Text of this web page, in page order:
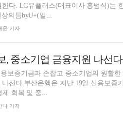
다. LG유플러스(대표이사 홍범식)는
의틈byU+(일...
윤 기자
, 중소기업 금융지원 나선
보증기금과 손잡고 중소기업의 원활한
선다.부산은행은 지난 19일 신용보증
제 회복 및 중...
나 기자